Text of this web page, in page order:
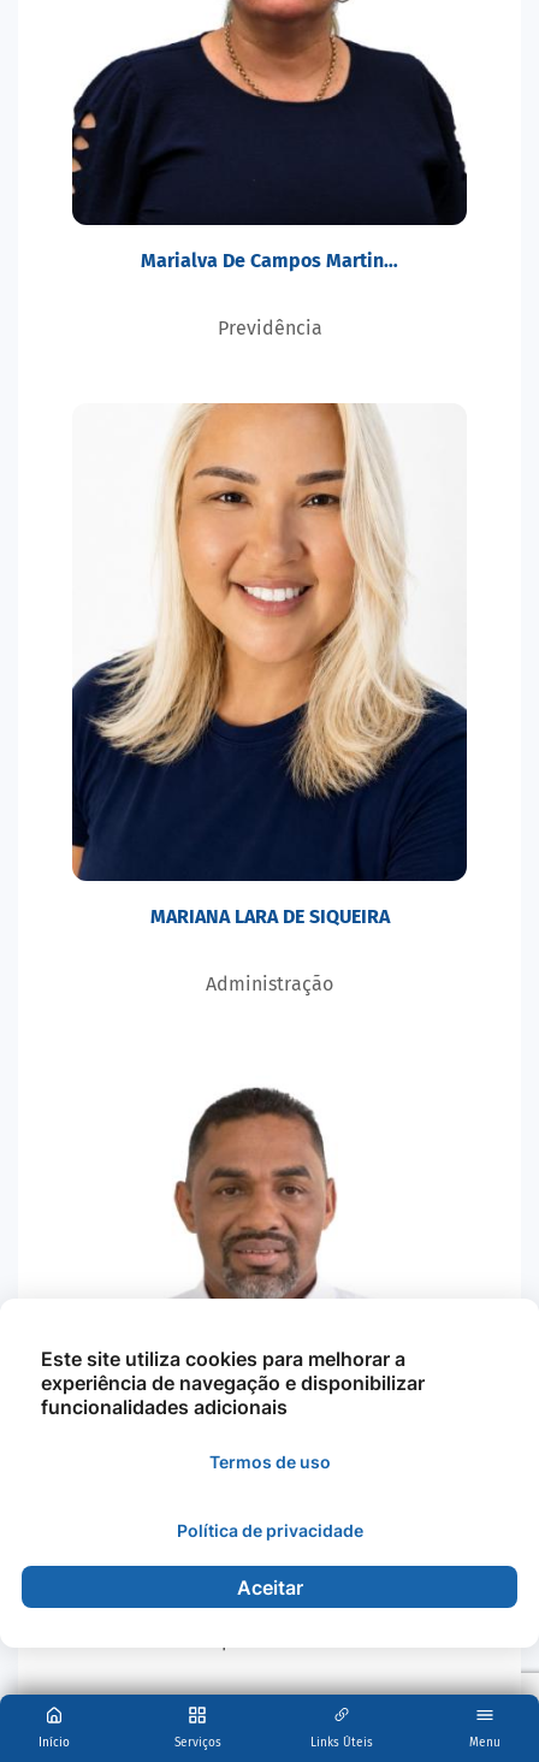
Início Serviços Links Úteis Menu
Marialva De Campos Martin…
Previdência
MARIANA LARA DE SIQUEIRA
Administração
Mariano Fidelis Dos Santo…
Este site utiliza cookies para melhorar a
experiência de navegação e disponibilizar
funcionalidades adicionais
Termos de uso
Política de privacidade
Aceitar